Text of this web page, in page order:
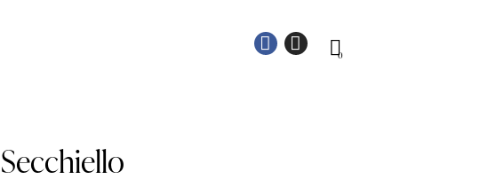
0
Secchiello